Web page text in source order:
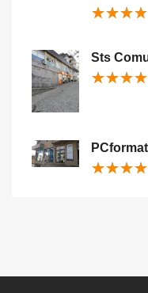
★★★★
★★★★
Sts
★★★★
★★★★
PCformat
★★★★
★★★★